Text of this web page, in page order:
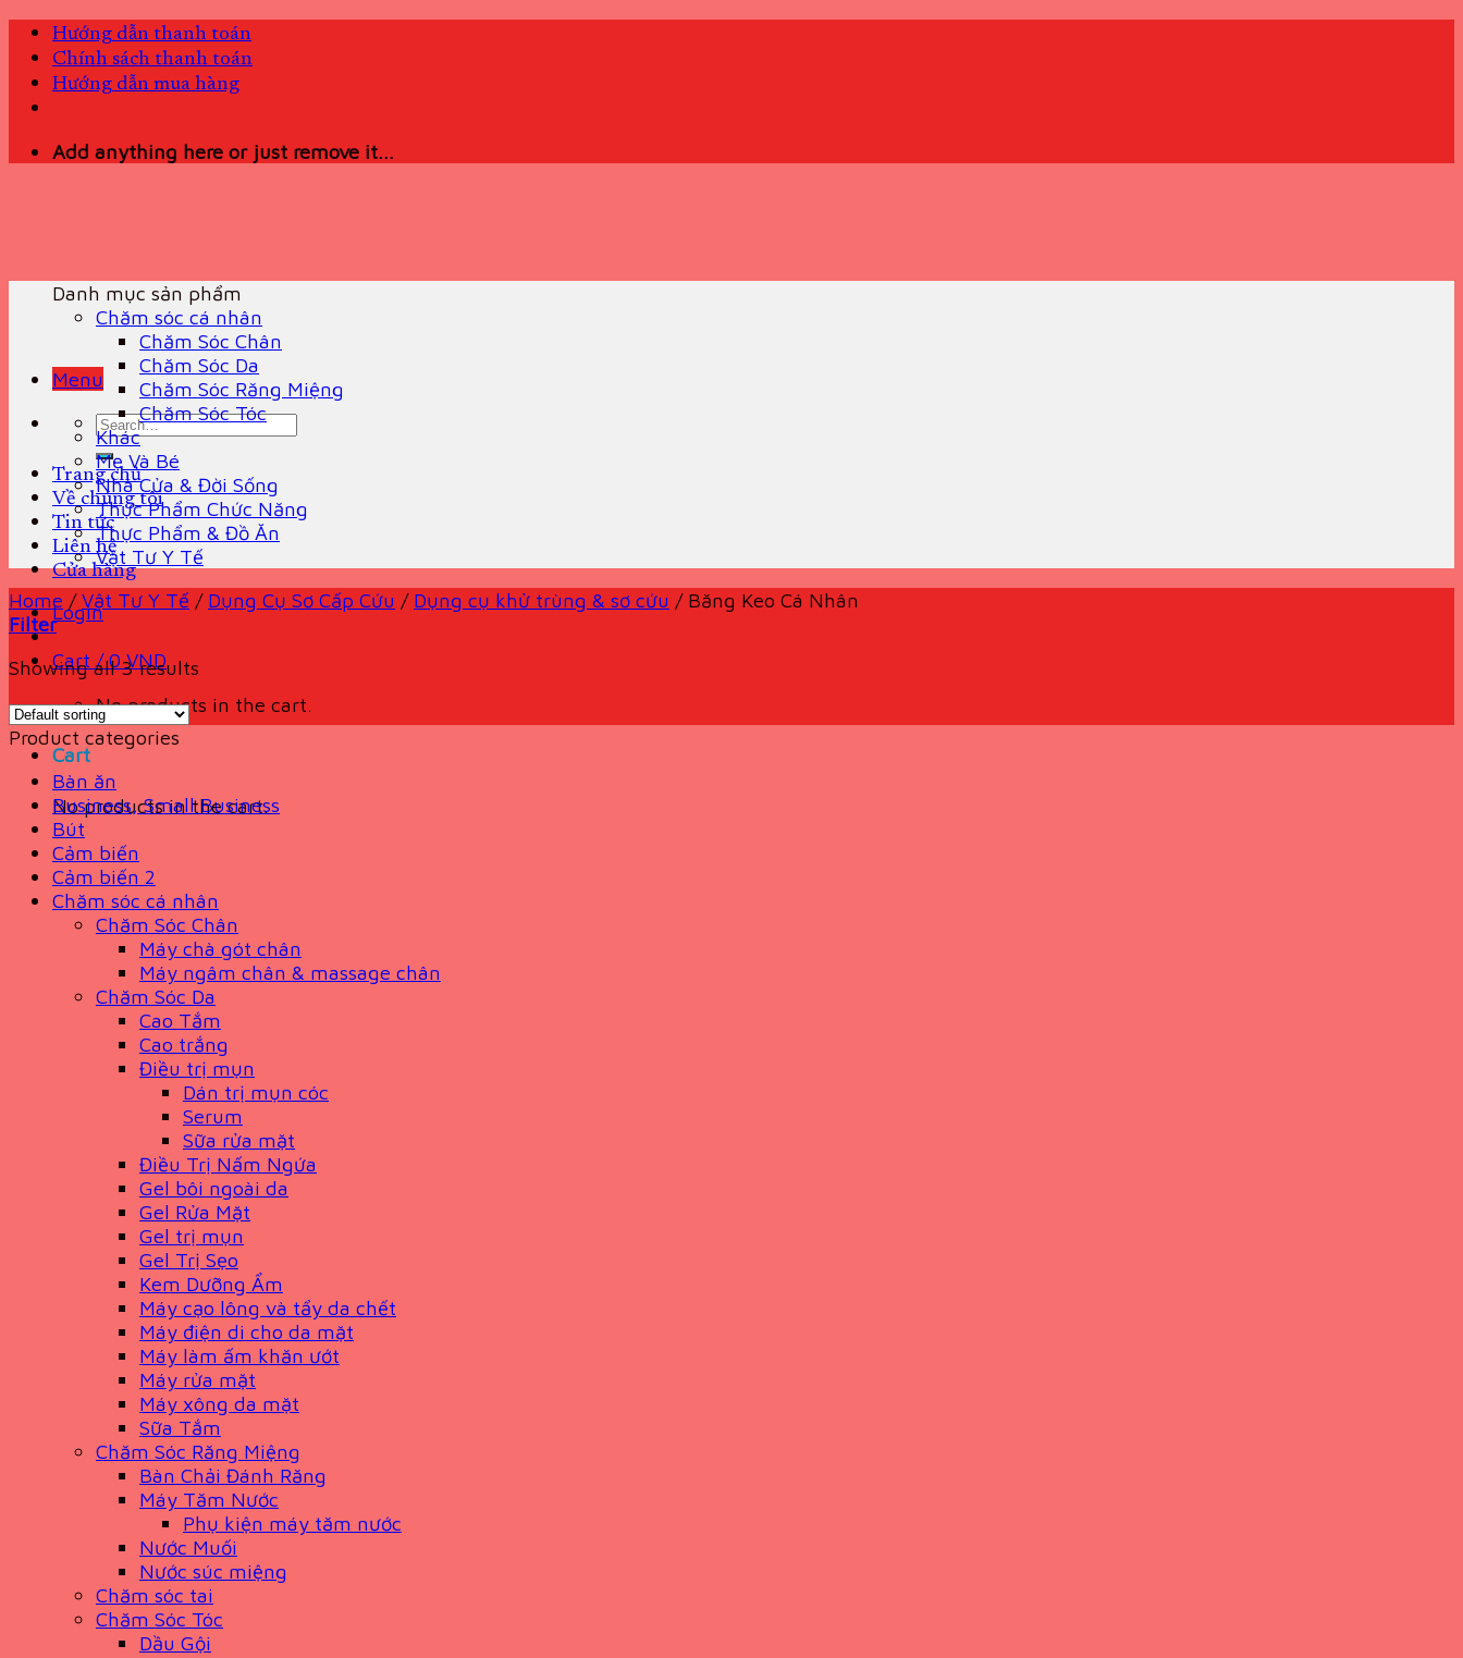
Skip
content
Hướng dẫn thanh toán
Chính sách thanh toán
Hướng dẫn mua hàng
Add anything here or just remove it...
Menu
Search
for:
Trang chủ
Về chúng tôi
Tin tức
Liên hệ
Cửa hàng
Login
Cart /0VND
No products in the cart.
Cart
No products in the cart.
Danh mục sản phẩm
Chăm sóc cá nhân
Chăm Sóc Chân
Chăm Sóc Da
Chăm Sóc Răng Miệng
Chăm Sóc Tóc
Khác
Mẹ Và Bé
Nhà Cửa & Đời Sống
Thực Phẩm Chức Năng
Thực Phẩm & Đồ Ăn
Vật Tư Y Tế
Home / Vật Tư Y Tế / Dụng Cụ Sơ Cấp Cứu / Dụng cụ khử trùng & sơ cứu /Băng Keo Cá Nhân
Filter
Showing all 3 results
Product categories
Bàn ăn
Business, Small Business
Bút
Cảm biến
Cảm biến 2
Chăm sóc cá nhân
Chăm Sóc Chân
Máy chà gót chân
Máy ngâm chân & massage chân
Chăm Sóc Da
Cao Tắm
Cao trắng
Điều trị mụn
Dán trị mụn cóc
Serum
Sữa rửa mặt
Điều Trị Nấm Ngứa
Gel bôi ngoài da
Gel Rửa Mặt
Gel trị mụn
Gel Trị Sẹo
Kem Dưỡng Ẩm
Máy cạo lông và tẩy da chết
Máy điện di cho da mặt
Máy làm ấm khăn ướt
Máy rửa mặt
Máy xông da mặt
Sữa Tắm
Chăm Sóc Răng Miệng
Bàn Chải Đánh Răng
Máy Tăm Nước
Phụ kiện máy tăm nước
Nước Muối
Nước súc miệng
Chăm sóc tai
Chăm Sóc Tóc
Dầu Gội